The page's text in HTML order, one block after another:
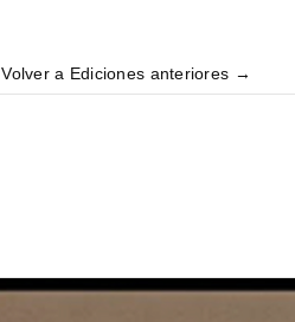
Volver a Ediciones anteriores →